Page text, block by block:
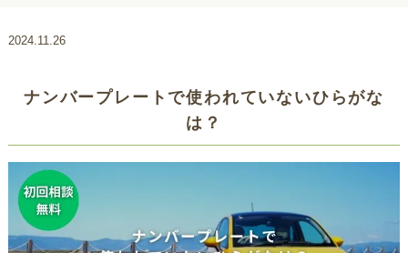
2024.11.26
ナンバープレートで使われていないひらがな
は？